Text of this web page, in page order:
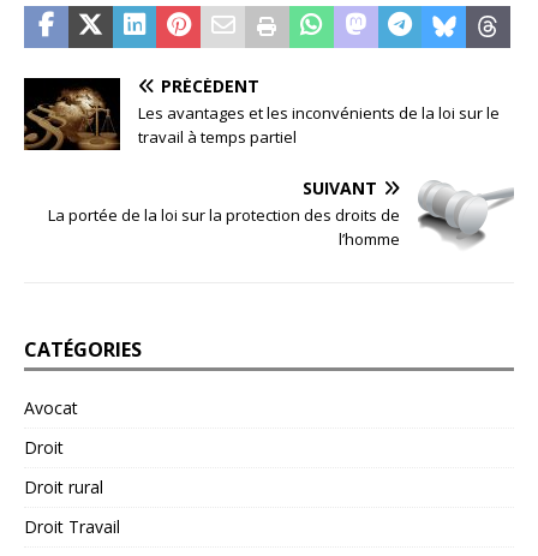
PRÉCÉDENT
Les avantages et les inconvénients de la loi sur le
travail à temps partiel
SUIVANT
La portée de la loi sur la protection des droits de
l’homme
CATÉGORIES
Avocat
Droit
Droit rural
Droit Travail